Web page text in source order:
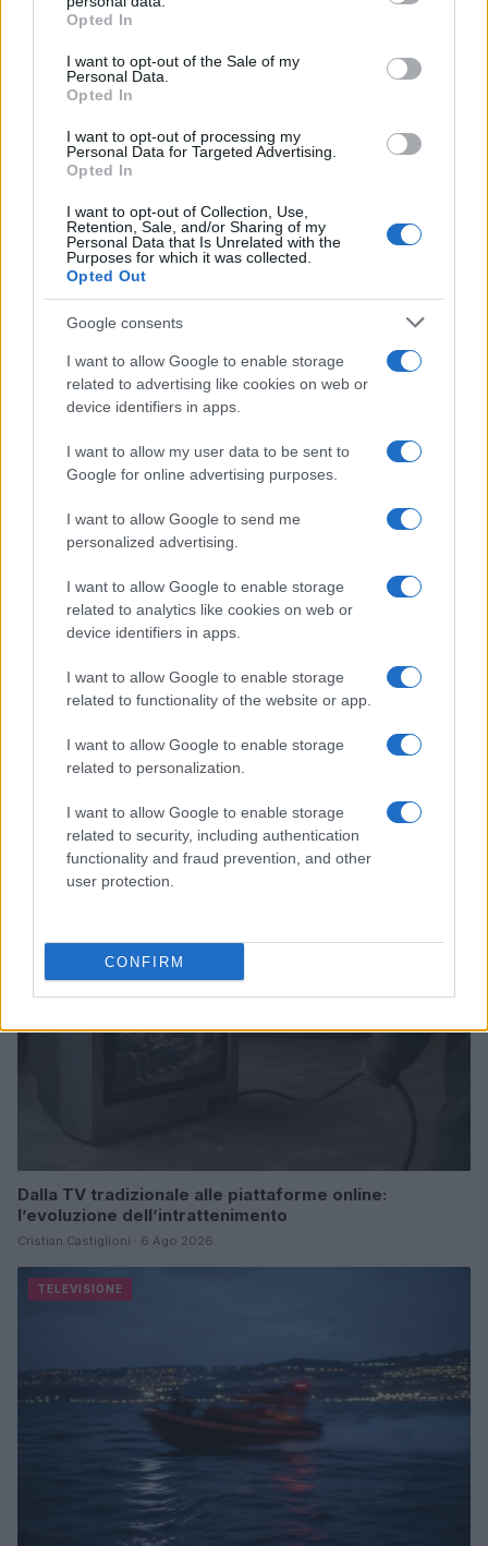
grant or deny consent to Google and its third-party tags to
use your data for below specified purposes in below Google
consent section.
Opted In
I want to opt-out of the Sale of my
Personal Data.
Opted In
I want to opt-out of processing my
Personal Data for Targeted Advertising.
Opted In
I want to opt-out of Collection, Use,
Retention, Sale, and/or Sharing of my
Personal Data that Is Unrelated with the
Purposes for which it was collected.
Opted Out
Google consents
I want to allow Google to enable storage
related to advertising like cookies on web or
device identifiers in apps.
I want to allow my user data to be sent to
Google for online advertising purposes.
I want to allow Google to send me
personalized advertising.
I want to allow Google to enable storage
related to analytics like cookies on web or
device identifiers in apps.
I want to allow Google to enable storage
related to functionality of the website or app.
I want to allow Google to enable storage
related to personalization.
I want to allow Google to enable storage
related to security, including authentication
functionality and fraud prevention, and other
user protection.
CONFIRM
AUTORE
Cristian Castiglioni
Cristian Castiglioni, veneziano, iniziò come
blogger dopo aver postato una guida sui
bacari e ricevuto centinaia di messaggi: quella
reazione spinse la sua trasformazione in
redattore. Cura contenuti amichevoli e porta in
redazione appunti fotografici di vaporetto e
cicchetti.
Continua a leggere
TELEVISIONE
Dalla TV tradizionale alle piattaforme online:
l’evoluzione dell’intrattenimento
Cristian Castiglioni · 6 Ago 2026
TELEVISIONE